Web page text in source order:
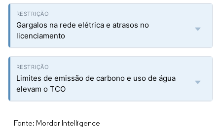
Gargalos na rede elétrica e atrasos no
licenciamento
Limites de emissão de carbono e uso de água
elevam o TCO
Fonte: Mordor Intelligence